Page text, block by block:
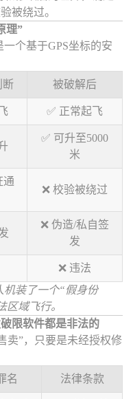
被绕过。
理”
个基于GPS坐标的安
断 被破解后
✅ 正常起飞
✅ 可升至5000
米
通
❌ 校验被绕过
❌ 伪造/私自签
发
❌ 违法
机装了一个“假身份
区域飞行。
限软件都是非法的
卖”，只要是未经授权修
名 法律条款